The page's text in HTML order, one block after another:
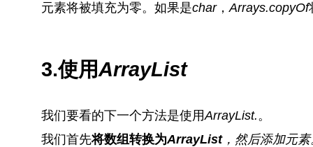
元素将被填充为零。如果是char，Arrays.copyOf
3.使用ArrayList
我们要看的下一个方法是使用ArrayList. 。
我们首先将数组转换为ArrayList，然后添加元